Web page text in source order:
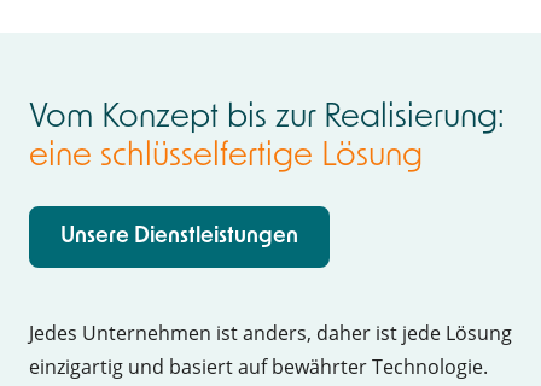
Vom Konzept bis zur Realisierung:
eine schlüsselfertige Lösung
Unsere Dienstleistungen
Jedes Unternehmen ist anders, daher ist jede Lösung
einzigartig und basiert auf bewährter Technologie.